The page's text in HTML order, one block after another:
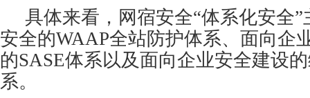
具体来看，网宿安全“体系化安全”
安全的WAAP全站防护体系、面向企
的SASE体系以及面向企业安全建设
系。